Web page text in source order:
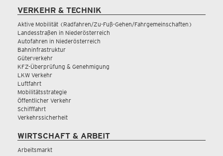
VERKEHR & TECHNIK
Aktive Mobilität (Radfahren/Zu-Fuß-Gehen/Fahrgemeinschaften)
Landesstraßen in Niederösterreich
Autofahren in Niederösterreich
Bahninfrastruktur
Güterverkehr
KFZ-Überprüfung & Genehmigung
LKW Verkehr
Luftfahrt
Mobilitätsstrategie
Öffentlicher Verkehr
Schifffahrt
Verkehrssicherheit
WIRTSCHAFT & ARBEIT
Arbeitsmarkt